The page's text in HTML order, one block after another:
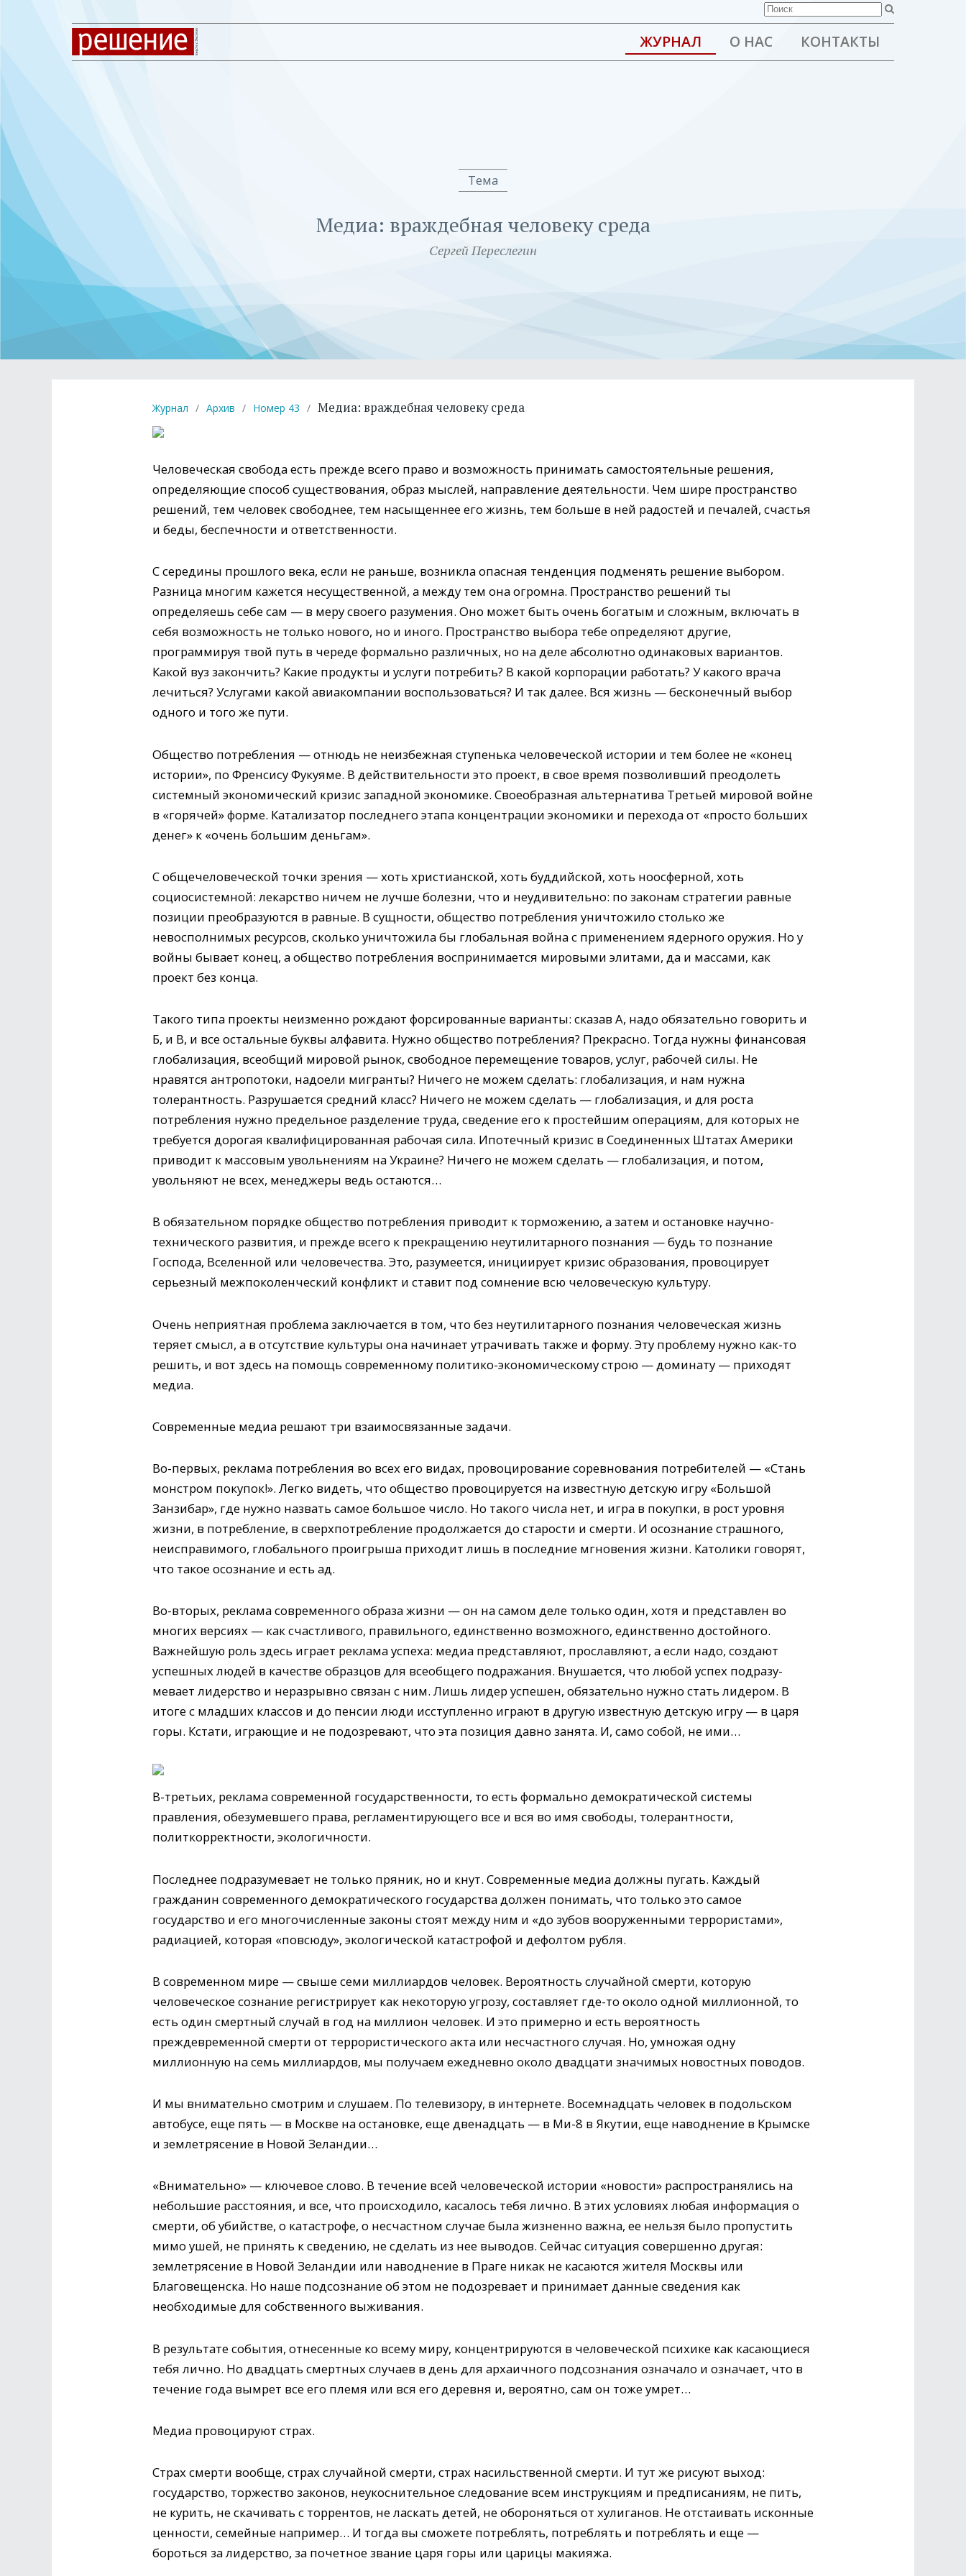
ЖУРНАЛ О НАС КОНТАКТЫ
Тема
Медиа: враждебная человеку среда
Сергей Переслегин
Журнал / Архив / Номер 43 / Медиа: враждебная человеку среда
Человеческая свобода есть прежде всего право и возможность принимать самостоятельные решения,
определяющие способ существования, образ мыслей, направление деятельности. Чем шире пространство
решений, тем человек свободнее, тем насыщеннее его жизнь, тем больше в ней радостей и печалей, счастья
и беды, беспечности и ответственности.
С середины прошлого века, если не раньше, возникла опасная тенденция подменять решение выбором.
Разница многим кажется несущественной, а между тем она огромна. Пространство решений ты
определяешь себе сам — в меру своего разумения. Оно может быть очень богатым и сложным, включать в
себя возможность не только нового, но и иного. Пространство выбора тебе определяют другие,
программируя твой путь в череде формально различных, но на деле абсолютно одинаковых вариантов.
Какой вуз закончить? Какие продукты и услуги потребить? В какой корпорации работать? У какого врача
лечиться? Услугами какой авиакомпании воспользоваться? И так далее. Вся жизнь — бесконечный выбор
одного и того же пути.
Общество потребления — отнюдь не неизбежная ступенька человеческой истории и тем более не «конец
истории», по Френсису Фукуяме. В действительности это проект, в свое время позволивший преодолеть
системный экономический кризис западной экономике. Своеобразная альтернатива Третьей мировой войне
в «горячей» форме. Катализатор последнего этапа концентрации экономики и перехода от «просто больших
денег» к «очень большим деньгам».
С общечеловеческой точки зрения — хоть христианской, хоть буддийской, хоть ноосферной, хоть
социосистемной: лекарство ничем не лучше болезни, что и неудивительно: по законам стратегии равные
позиции преобразуются в равные. В сущности, общество потребления уничтожило столько же
невосполнимых ресурсов, сколько уничтожила бы глобальная война с применением ядерного оружия. Но у
войны бывает конец, а общество потребления воспринимается мировыми элитами, да и массами, как
проект без конца.
Такого типа проекты неизменно рождают форсированные варианты: сказав А, надо обязательно говорить и
Б, и В, и все остальные буквы алфавита. Нужно общество потребления? Прекрасно. Тогда нужны финансовая
глобализация, всеобщий мировой рынок, свободное перемещение товаров, услуг, рабочей силы. Не
нравятся антропотоки, надоели мигранты? Ничего не можем сделать: глобализация, и нам нужна
толерантность. Разрушается средний класс? Ничего не можем сделать — глобализация, и для роста
потребления нужно предельное разделение труда, сведение его к простейшим операциям, для которых не
требуется дорогая квалифицированная рабочая сила. Ипотечный кризис в Соединенных Штатах Америки
приводит к массовым увольнениям на Украине? Ничего не можем сделать — глобализация, и потом,
увольняют не всех, менеджеры ведь остаются…
В обязательном порядке общество потребления приводит к торможению, а затем и остановке научно-
технического развития, и прежде всего к прекращению неутилитарного познания — будь то познание
Господа, Вселенной или человечества. Это, разумеется, инициирует кризис образования, провоцирует
серьезный межпоколенческий конфликт и ставит под сомнение всю человеческую культуру.
Очень неприятная проблема заключается в том, что без неутилитарного познания человеческая жизнь
теряет смысл, а в отсутствие культуры она начинает утрачивать также и форму. Эту проблему нужно как-то
решить, и вот здесь на помощь современному политико-экономическому строю — доминату — приходят
медиа.
Современные медиа решают три взаимосвязанные задачи.
Во-первых, реклама потребления во всех его видах, провоцирование соревнования потребителей — «Стань
монстром покупок!». Легко видеть, что общество провоцируется на известную детскую игру «Большой
Занзибар», где нужно назвать самое большое число. Но такого числа нет, и игра в покупки, в рост уровня
жизни, в потребление, в сверхпотребление продолжается до старости и смерти. И осознание страшного,
неисправимого, глобального проигрыша приходит лишь в последние мгновения жизни. Католики говорят,
что такое осознание и есть ад.
Во-вторых, реклама современного образа жизни — он на самом деле только один, хотя и представлен во
многих версиях — как счастливого, правильного, единственно возможного, единственно достойного.
Важнейшую роль здесь играет реклама успеха: медиа представляют, прославляют, а если надо, создают
успешных людей в качестве образцов для всеобщего подражания. Внушается, что любой успех подразу-
мевает лидерство и неразрывно связан с ним. Лишь лидер успешен, обязательно нужно стать лидером. В
итоге с младших классов и до пенсии люди исступленно играют в другую известную детскую игру — в царя
горы. Кстати, играющие и не подозревают, что эта позиция давно занята. И, само собой, не ими…
В-третьих, реклама современной государственности, то есть формально демократической системы
правления, обезумевшего права, регламентирующего все и вся во имя свободы, толерантности,
политкорректности, экологичности.
Последнее подразумевает не только пряник, но и кнут. Современные медиа должны пугать. Каждый
гражданин современного демократического государства должен понимать, что только это самое
государство и его многочисленные законы стоят между ним и «до зубов вооруженными террористами»,
радиацией, которая «повсюду», экологической катастрофой и дефолтом рубля.
В современном мире — свыше семи миллиардов человек. Вероятность случайной смерти, которую
человеческое сознание регистрирует как некоторую угрозу, составляет где-то около одной миллионной, то
есть один смертный случай в год на миллион человек. И это примерно и есть вероятность
преждевременной смерти от террористического акта или несчастного случая. Но, умножая одну
миллионную на семь миллиардов, мы получаем ежедневно около двадцати значимых новостных поводов.
И мы внимательно смотрим и слушаем. По телевизору, в интернете. Восемнадцать человек в подольском
автобусе, еще пять — в Москве на остановке, еще двенадцать — в Ми-8 в Якутии, еще наводнение в Крымске
и землетрясение в Новой Зеландии…
«Внимательно» — ключевое слово. В течение всей человеческой истории «новости» распространялись на
небольшие расстояния, и все, что происходило, касалось тебя лично. В этих условиях любая информация о
смерти, об убийстве, о катастрофе, о несчастном случае была жизненно важна, ее нельзя было пропустить
мимо ушей, не принять к сведению, не сделать из нее выводов. Сейчас ситуация совершенно другая:
землетрясение в Новой Зеландии или наводнение в Праге никак не касаются жителя Москвы или
Благовещенска. Но наше подсознание об этом не подозревает и принимает данные сведения как
необходимые для собственного выживания.
В результате события, отнесенные ко всему миру, концентрируются в человеческой психике как касающиеся
тебя лично. Но двадцать смертных случаев в день для архаичного подсознания означало и означает, что в
течение года вымрет все его племя или вся его деревня и, вероятно, сам он тоже умрет…
Медиа провоцируют страх.
Страх смерти вообще, страх случайной смерти, страх насильственной смерти. И тут же рисуют выход:
государство, торжество законов, неукоснительное следование всем инструкциям и предписаниям, не пить,
не курить, не скачивать с торрентов, не ласкать детей, не обороняться от хулиганов. Не отстаивать исконные
ценности, семейные например… И тогда вы сможете потреблять, потреблять и потреблять и еще —
бороться за лидерство, за почетное звание царя горы или царицы макияжа.